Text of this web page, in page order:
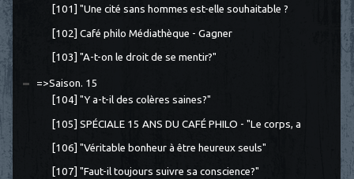
[101] "Une cité sans hommes est-elle souhaitable ?
[102] Café philo Médiathèque - Gagner
[103] "A-t-on le droit de se mentir?"
=>Saison. 15
[104] "Y a-t-il des colères saines?"
[105] SPÉCIALE 15 ANS DU CAFÉ PHILO - "Le corps, a
[106] "Véritable bonheur à être heureux seuls"
[107] "Faut-il toujours suivre sa conscience?"